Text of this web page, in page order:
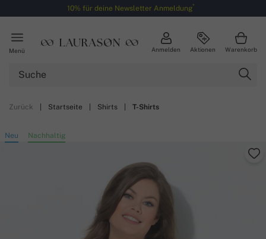
10% für deine Newsletter Anmeldung*
Menü Anmelden Aktionen Warenkorb
Zurück Startseite Shirts T-Shirts
Neu Nachhaltig